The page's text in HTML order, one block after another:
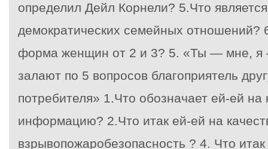
определил Дейл Корнели? 5.Что
демократических семейных отношений?
форма женщин от 2 и 3? 5. «Ты — мне, я
залают по 5 вопросов благоприятель
потребителя» 1.Что обозначает ей-ей
информацию? 2.Что итак ей-ей на
взрывопожаробезопасность ? 4. Что